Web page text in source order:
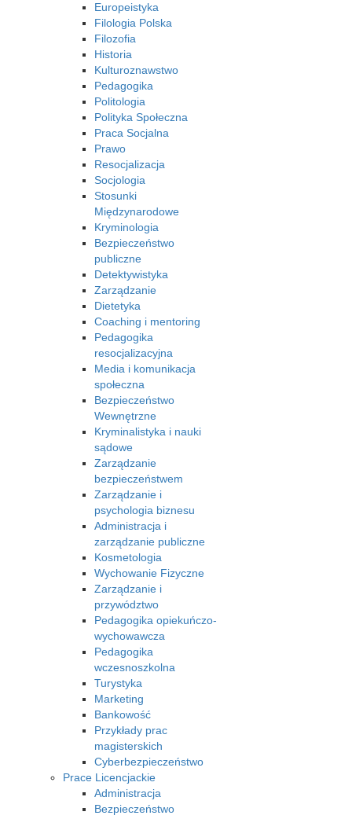
Europeistyka
Filologia Polska
Filozofia
Historia
Kulturoznawstwo
Pedagogika
Politologia
Polityka Społeczna
Praca Socjalna
Prawo
Resocjalizacja
Socjologia
Stosunki
Międzynarodowe
Kryminologia
Bezpieczeństwo
publiczne
Detektywistyka
Zarządzanie
Dietetyka
Coaching i mentoring
Pedagogika
resocjalizacyjna
Media i komunikacja
społeczna
Bezpieczeństwo
Wewnętrzne
Kryminalistyka i nauki
sądowe
Zarządzanie
bezpieczeństwem
Zarządzanie i
psychologia biznesu
Administracja i
zarządzanie publiczne
Kosmetologia
Wychowanie Fizyczne
Zarządzanie i
przywództwo
Pedagogika opiekuńczo-
wychowawcza
Pedagogika
wczesnoszkolna
Turystyka
Marketing
Bankowość
Przykłady prac
magisterskich
Cyberbezpieczeństwo
Prace Licencjackie
Administracja
Bezpieczeństwo